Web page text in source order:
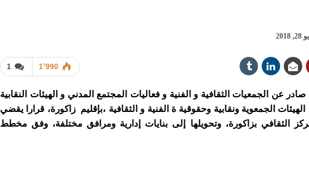
1 1٬990
عن الجمعيات الثقافية و الفنية و فعاليات المجتمع المدني و الهيئات النقابية
الجمعوية ونقابية وحقوقية ة الفنية و الثقافية ،بإقليم زاكورة، قرارا يقضي
الثقافي بزاكورة، وتحويلها إلى بنايات إدارية ومرافق مختلفة، وفق مخطط